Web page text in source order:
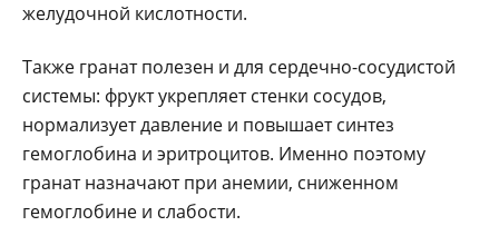
желудочной кислотности.
Также гранат полезен и для сердечно-сосудистой
системы: фрукт укрепляет стенки сосудов,
нормализует давление и повышает синтез
гемоглобина и эритроцитов. Именно поэтому
гранат назначают при анемии, сниженном
гемоглобине и слабости.